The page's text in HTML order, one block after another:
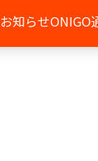
お知らせONIGO